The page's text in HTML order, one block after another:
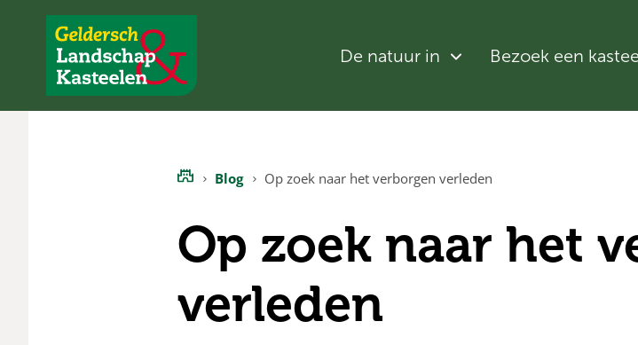
Geldersch
Landschap
en
De natuur in Bezoek een
Blog Op zoek naar het verborgen verleden
Op zoek naar het
verleden